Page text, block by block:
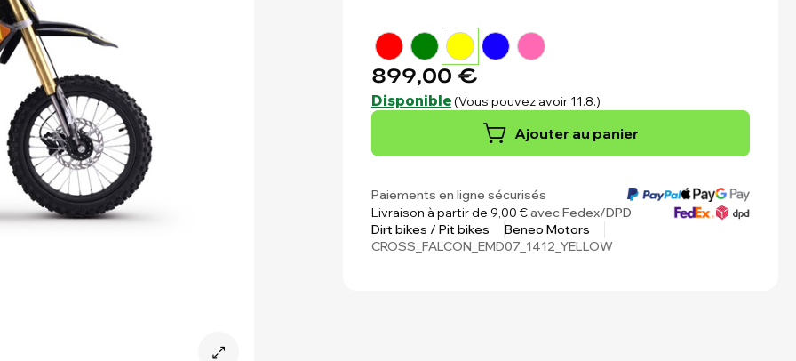
899,00 €
Disponible(Vous pouvez avoir 11.8.)
Ajouter au panier
Paiements en ligne sécurisés
Livraison à partir de 9,00 €avec Fedex/DPD
Dirt bikes / Pit bikes
Beneo Motors
CROSS_FALCON_EMD07_1412_YELLOW